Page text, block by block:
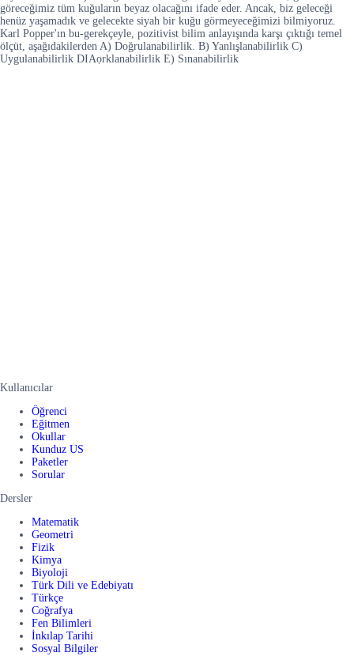
göreceğimiz tüm kuğuların beyaz olacağını ifade eder. Ancak, biz geleceği
henüz yaşamadık ve gelecekte siyah bir kuğu görmeyeceğimizi bilmiyoruz.
Karl Popper'ın bu-gerekçeyle, pozitivist bilim anlayışında karşı çıktığı temel
ölçüt, aşağıdakilerden A) Doğrulanabilirlik. B) Yanlışlanabilirlik C)
Uygulanabilirlik DIAọrklanabilirlik E) Sınanabilirlik
Kullanıcılar
Öğrenci
Eğitmen
Okullar
Kunduz US
Paketler
Sorular
Dersler
Matematik
Geometri
Fizik
Kimya
Biyoloji
Türk Dili ve Edebiyatı
Türkçe
Coğrafya
Fen Bilimleri
İnkılap Tarihi
Sosyal Bilgiler